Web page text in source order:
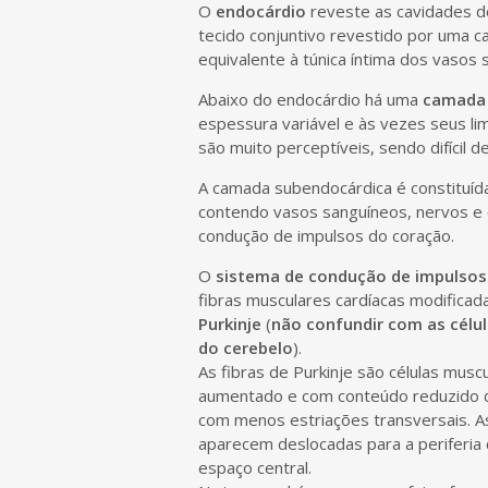
n
t
O endocárdio reveste as cavidades
tecido conjuntivo revestido por uma
equivalente à túnica íntima dos vasos
Abaixo do endocárdio há uma
espessura variável e às vezes seus
são muito perceptíveis, sendo difícil
A camada subendocárdica é
contendo vasos sanguíneos, nervos
condução de impulsos do coração.
O sistema de condução de
fibras musculares cardíacas
Purkinje (não confundir com as
do cerebelo).
As fibras de Purkinje são células
aumentado e com conteúdo
com menos estriações transversais.
aparecem deslocadas para a periferia
espaço central.